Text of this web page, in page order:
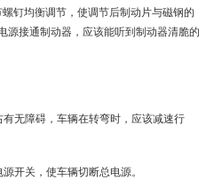
钉均衡调节，使调节后制动片与磁钢的
源接通制动器，应该能听到制动器清脆的
有无障碍，车辆在转弯时，应该减速行
开关，使车辆切断总电源。